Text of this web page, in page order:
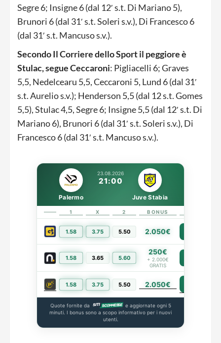
Segre 6; Insigne 6 (dal 12′ s.t. Di Mariano 5),
Brunori 6 (dal 31′ s.t. Soleri s.v.), Di Francesco 6
(dal 31′ s.t. Mancuso s.v.).
Secondo Il Corriere dello Sport il peggiore è
Stulac, segue Ceccaroni: Pigliacelli 6; Graves
5,5, Nedelcearu 5,5, Ceccaroni 5, Lund 6 (dal 31′
s.t. Aurelio s.v.); Henderson 5,5 (dal 12 s.t. Gomes
5,5), Stulac 4,5, Segre 6; Insigne 5,5 (dal 12′ s.t. Di
Mariano 6), Brunori 6 (dal 31′ s.t. Soleri s.v.), Di
Francesco 6 (dal 31′ s.t. Mancuso s.v.).
23.08.2026
21:00
Palermo Juve Stabia
1 X 2 BONUS
1.58 3.75 5.50 2.050€
1.58 3.65 5.60
250€
+ 2.000€
GRATIS
1.58 3.75 5.50 2.050€
Quote fornite da
e aggiornate ogni 5
minuti. I bonus sono a scopo informativo per i nuovi
utenti.